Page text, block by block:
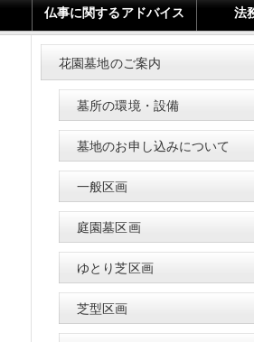
仏事に関するアドバイス 法
花園墓地のご案内
墓所の環境・設備
墓地のお申し込みについて
一般区画
庭園墓区画
ゆとり芝区画
芝型区画